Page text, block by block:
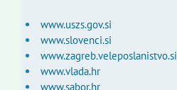
www.uszs.gov.si
www.slovenci.si
www.zagreb.veleposlanistvo.si
www.vlada.hr
www.sabor.hr